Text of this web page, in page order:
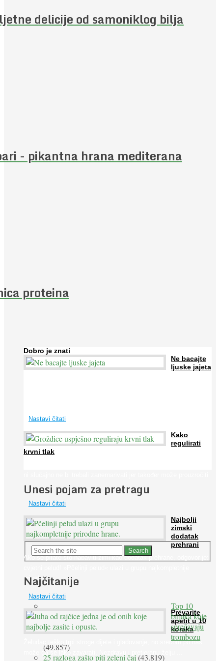
delicije od samoniklog bilja
- pikantna hrana mediterana
proteina
Dobro je znati
Ne bacajte
ljuske jajeta
Nastavi čitati
Kako
regulirati
krvni tlak
...
Nastavi čitati
Najbolji
zimski
dodatak
prehrani
Ako se pitate što nabaviti zimi kao dodatak prehrane, odgovor je:
prirodne ...
Nastavi čitati
Prevarite
apetit u 10
koraka
Želudac teško trpi stroge dijete i gladovanje, no srećom po nas
može ga se lako zavarati. Nezdravu i pretjeranu želju ...
Unesi pojam za pretragu
Najčitanije
Top 10
biljaka koje
sprečavaju
trombozu
(49.857)
25 razloga zašto piti zeleni čaj(43.819)